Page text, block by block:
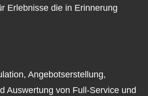
Erlebnisse die in Erinnerung
Angebotserstellung,
Auswertung von Full-Service und